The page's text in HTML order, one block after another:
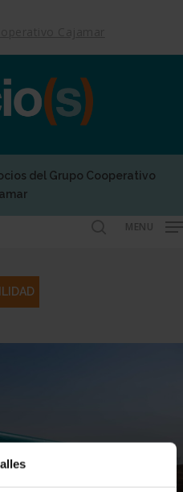
del Grupo Cooperativo
MENU